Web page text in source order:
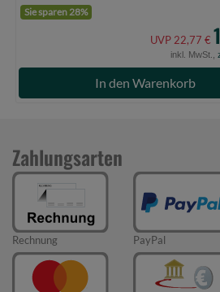
Sie sparen 28%
UVP 22,77 €
inkl. MwSt.,
In den Warenkorb
Zahlungsarten
Rechnung PayPal